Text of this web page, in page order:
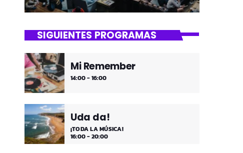
SIGUIENTES PROGRAMAS
Mi Remember
14:00 - 16:00
Uda da!
¡TODA LA MÚSICA!
16:00 - 20:00